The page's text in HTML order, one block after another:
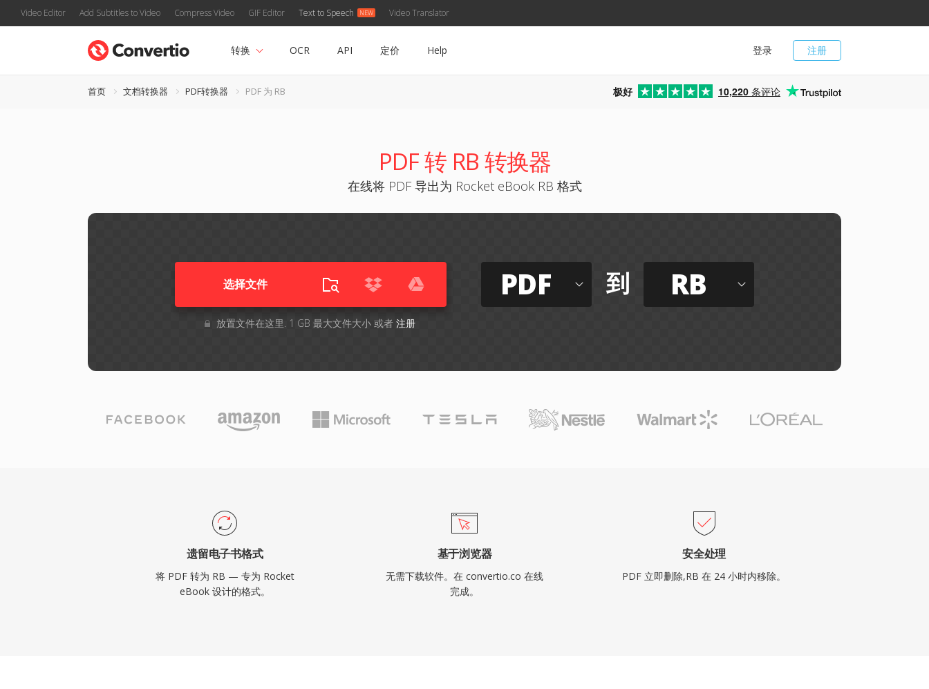
Video Editor Add Subtitles to Video Compress Video GIF Editor Text to Speech Video Translator
注册
登录
转换 OCR API 定价 Help
首页 文档转换器 PDF转换器 PDF 为 RB 极好 10,220 条评论
PDF 转 RB 转换器
在线将 PDF 导出为 Rocket eBook RB 格式
选择文件
放置文件在这里. 1 GB 最大文件大小 或者 注册
PDF 到 RB
遗留电子书格式
将 PDF 转为 RB — 专为 Rocket
eBook 设计的格式。
基于浏览器
无需下载软件。在 convertio.co 在线
完成。
安全处理
PDF 立即删除,RB 在 24 小时内移除。